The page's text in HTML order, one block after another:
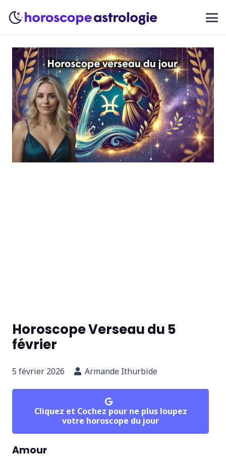
Horoscope Verseau du 5
février
5 février 2026 Armande Ithurbide
Cliquez et Cochez pour ne plus loupez
votre horoscope du jour
Amour